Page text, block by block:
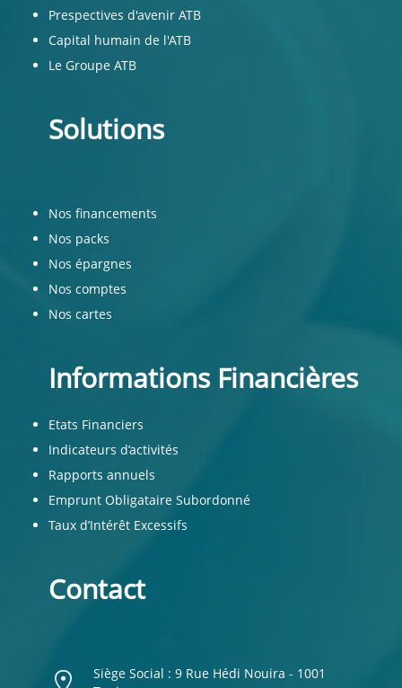
Prespectives d'avenir ATB
Capital humain de l'ATB
Le Groupe ATB
Solutions
Nos financements
Nos packs
Nos épargnes
Nos comptes
Nos cartes
Informations Financières
Etats Financiers
Indicateurs d’activités
Rapports annuels
Emprunt Obligataire Subordonné
Taux d’Intérêt Excessifs
Contact
Siège Social : 9 Rue Hédi Nouira - 1001